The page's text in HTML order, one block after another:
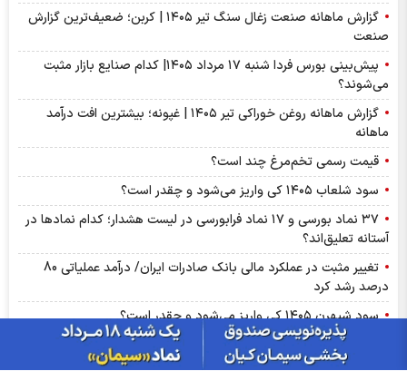
گزارش ماهانه صنعت زغال سنگ تیر ۱۴۰۵ | کربن؛ ضعیف‌ترین گزارش
صنعت
پیش‌بینی بورس فردا شنبه ۱۷ مرداد ۱۴۰۵| کدام صنایع بازار مثبت
می‌شوند؟
گزارش ماهانه روغن خوراکی تیر ۱۴۰۵ | غپونه؛ بیشترین افت درآمد
ماهانه
قیمت رسمی تخم‌مرغ چند است؟
سود شلعاب ۱۴۰۵ کی واریز می‌شود و چقدر است؟
۳۷ نماد بورسی و ۱۷ نماد فرابورسی در لیست هشدار؛ کدام نماد‌ها در
آستانه تعلیق‌اند؟
تغییر مثبت در عملکرد مالی بانک صادرات ایران/ درآمد عملیاتی 80
درصد رشد کرد
سود شبهرن ۱۴۰۵ کی واریز می‌شود و چقدر است؟
توقف اجرای دستورالعمل نحوه احراز صلاحیت مدیران عامل